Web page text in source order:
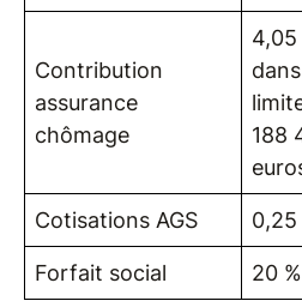
Contribution
assurance
chômage
4,05
188
Cotisations AGS 0,25
Forfait social 20 %